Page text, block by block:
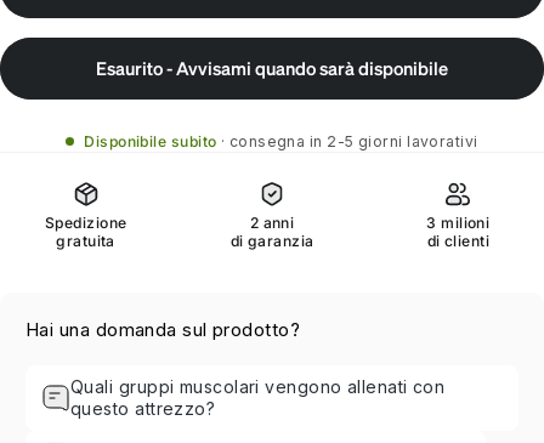
Esaurito - Avvisami quando sarà disponibile
Disponibile subito consegna in 2-5 giorni lavorativi
Spedizione
gratuita
2 anni
di garanzia
3 milioni
di clienti
Hai una domanda sul prodotto?
Quali gruppi muscolari vengono allenati con
questo attrezzo?